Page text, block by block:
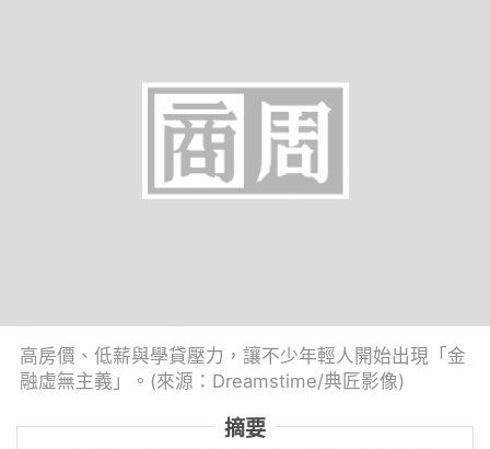
高房價、低薪與學貸壓力，讓不少年輕人開始出現「金
融虛無主義」。(來源：Dreamstime/典匠影像)
摘要